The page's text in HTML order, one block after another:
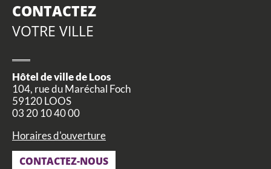
CONTACTEZ
VOTRE VILLE
Hôtel de ville de Loos
104, rue du Maréchal Foch
59120 LOOS
03 20 10 40 00
Horaires d'ouverture
CONTACTEZ-NOUS